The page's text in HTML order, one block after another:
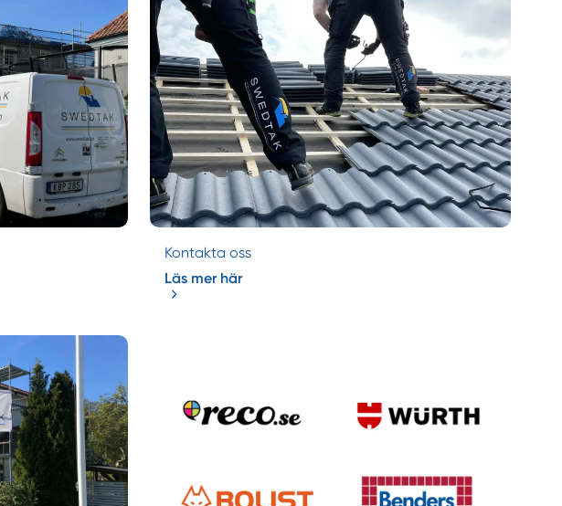
Kontakta oss
Läs mer här